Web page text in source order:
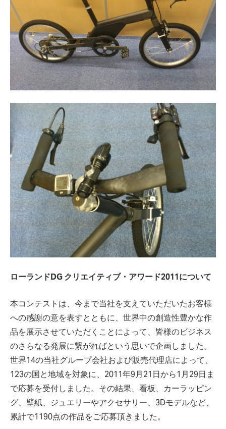
ローランドDG クリエイティブ・アワード2011について
本コンテストは、今まで当社を支えていただいたお客様
への感謝の意を表すとともに、世界中の創造性豊かな作
品を展示させていただくことによって、皆様のビジネス
のさらなる発展に繋がればという思いで企画しました。
世界14の当社グループ会社および販売代理店によって、
123の国と地域を対象に、2011年9月21日から1月29日ま
で応募を受付しました。その結果、看板、カーラッピン
グ、壁紙、ジュエリーやアクセサリー、3Dモデルなど、
累計で1190点の作品をご応募頂きました。